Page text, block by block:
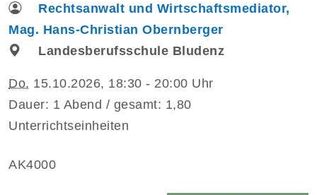
Rechtsanwalt und Wirtschaftsmediator,
Mag. Hans-Christian Obernberger
Landesberufsschule Bludenz
Do. 15.10.2026, 18:30 - 20:00 Uhr
Dauer: 1 Abend / gesamt: 1,80
Unterrichtseinheiten
AK4000